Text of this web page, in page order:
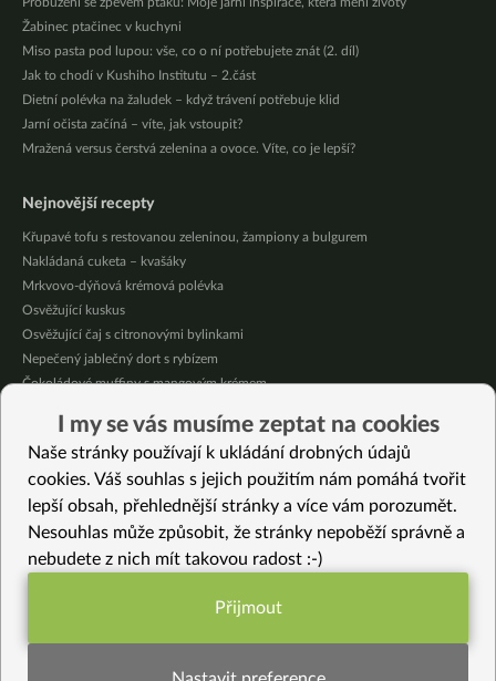
Žabinec ptačinec v kuchyni
Miso pasta pod lupou: vše, co o ní potřebujete znát (2. díl)
Jak to chodí v Kushiho Institutu – 2.část
Dietní polévka na žaludek – když trávení potřebuje klid
Jarní očista začíná – víte, jak vstoupit?
Mražená versus čerstvá zelenina a ovoce. Víte, co je lepší?
Nejnovější recepty
Křupavé tofu s restovanou zeleninou, žampiony a bulgurem
Nakládaná cuketa – kvašáky
Mrkvovo-dýňová krémová polévka
Osvěžující kuskus
Osvěžující čaj s citronovými bylinkami
Nepečený jablečný dort s rybízem
Čokoládové muffiny s mangovým krémem
Krémová zeleninová polévka s koprem a vločkami
Celozrnná rýže basmati se zeleninou
Vybrané recepty
Kořeněná červená řepa s čočkou a kuskusem
Cordon bleu jinak
Hruškový nápoj à la bílá čokoláda
I my se vás musíme zeptat na cookies
Naše stránky používají k ukládání drobných údajů
cookies. Váš souhlas s jejich použitím nám pomáhá tvořit
lepší obsah, přehlednější stránky a více vám porozumět.
Nesouhlas může způsobit, že stránky nepoběží správně a
nebudete z nich mít takovou radost :-)
Funkční nastavení potřebujeme (vždy
Přijmout